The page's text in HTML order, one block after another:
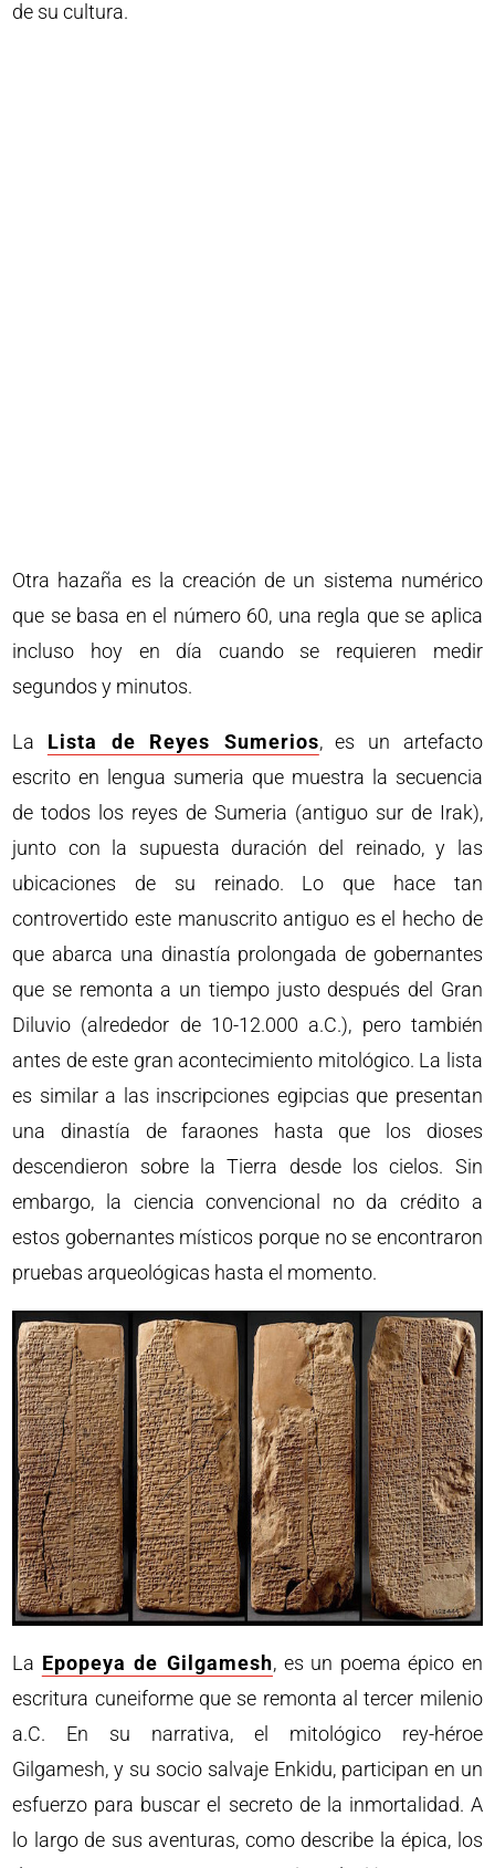
de su cultura.
Otra hazaña es la creación de un sistema numérico
que se basa en el número 60, una regla que se aplica
incluso hoy en día cuando se requieren medir
segundos y minutos.
La Lista de Reyes Sumerios, es un artefacto
escrito en lengua sumeria que muestra la secuencia
de todos los reyes de Sumeria (antiguo sur de Irak),
junto con la supuesta duración del reinado, y las
ubicaciones de su reinado. Lo que hace tan
controvertido este manuscrito antiguo es el hecho de
que abarca una dinastía prolongada de gobernantes
que se remonta a un tiempo justo después del Gran
Diluvio (alrededor de 10-12.000 a.C.), pero también
antes de este gran acontecimiento mitológico. La lista
es similar a las inscripciones egipcias que presentan
una dinastía de faraones hasta que los dioses
descendieron sobre la Tierra desde los cielos. Sin
embargo, la ciencia convencional no da crédito a
estos gobernantes místicos porque no se encontraron
pruebas arqueológicas hasta el momento.
La Epopeya de Gilgamesh, es un poema épico en
escritura cuneiforme que se remonta al tercer milenio
a.C. En su narrativa, el mitológico rey-héroe
Gilgamesh, y su socio salvaje Enkidu, participan en un
esfuerzo para buscar el secreto de la inmortalidad. A
lo largo de sus aventuras, como describe la épica, los